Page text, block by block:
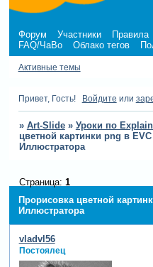
Форум Участники Правила
FAQ/ЧаВо
Облако тегов
Активные темы
Привет, Гость! Войдите или
» Art-Slide » Уроки по
цветной картинки png в
Иллюстратора
Прорисовка цветной
Иллюстратора
Страница: 1
vladvl56
Постоялец